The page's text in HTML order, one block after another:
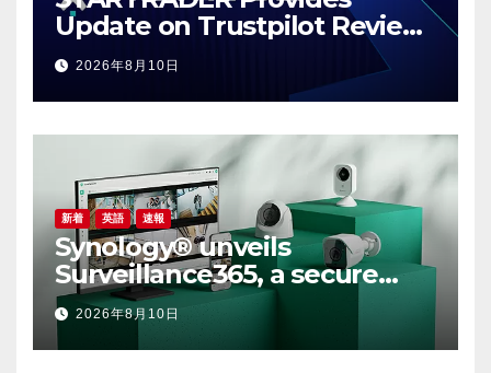
Update on Trustpilot Review
Profiles
2026年8月10日
新着 英語 速報
Synology® unveils
Surveillance365, a secure
cloud video surveillance
solution built for modern,
multi-site businesses
2026年8月10日